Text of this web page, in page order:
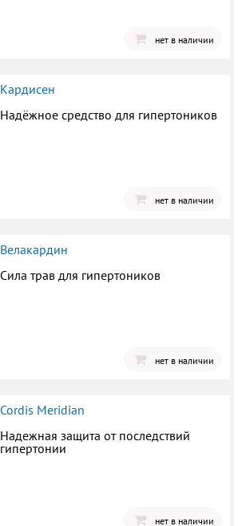
нет в наличии
Кардисен
Надёжное средство для гипертоников
нет в наличии
Велакардин
Сила трав для гипертоников
нет в наличии
Cordis Meridian
Надежная защита от последствий
гипертонии
нет в наличии